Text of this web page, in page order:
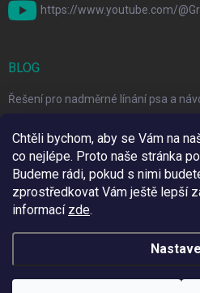
Chtěli bychom, aby se Vám na
co nejlépe. Proto naše stránka
Budeme rádi, pokud s nimi
zprostředkovat Vám ještě lepší
informací zde.
https://www.youtube.com/
BLOG
Řešení pro nadměrné línání psa a
Top 6 značek pro domácí mazlíčky
Copyright 2026Grenze Markt Online.